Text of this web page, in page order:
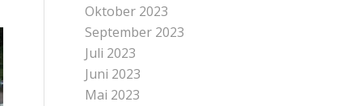
Oktober 2023
September 2023
Juli 2023
Juni 2023
Mai 2023